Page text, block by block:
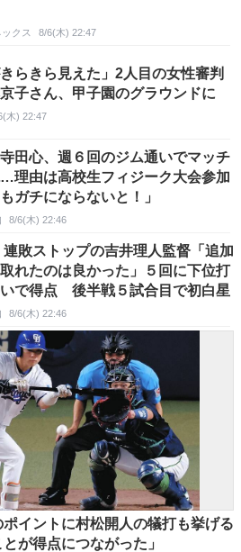
クス 8/6(木) 22:47
きらきら見えた」2人目の女性審判
子さん、甲子園のグラウンドに
木) 22:47
田心、週６回のジム通いでマッチ
理由は高校生フィジーク大会参加
もガチにならないと！」
8/6(木) 22:46
連敗ストップの吉井理人監督「追加
れたのは良かった」５回に下位打
で得点 後半戦５試合目で初白星
8/6(木) 22:46
イントに村松開人の犠打も挙げる
が得点につながった」